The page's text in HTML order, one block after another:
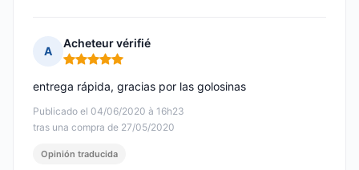
A
Acheteur vérifié
Nota: 5 de 5
Publicado el 04/06/2020 à 16h23
tras una compra de 27/05/2020
entrega rápida, gracias por las golosinas
Opinión traducida